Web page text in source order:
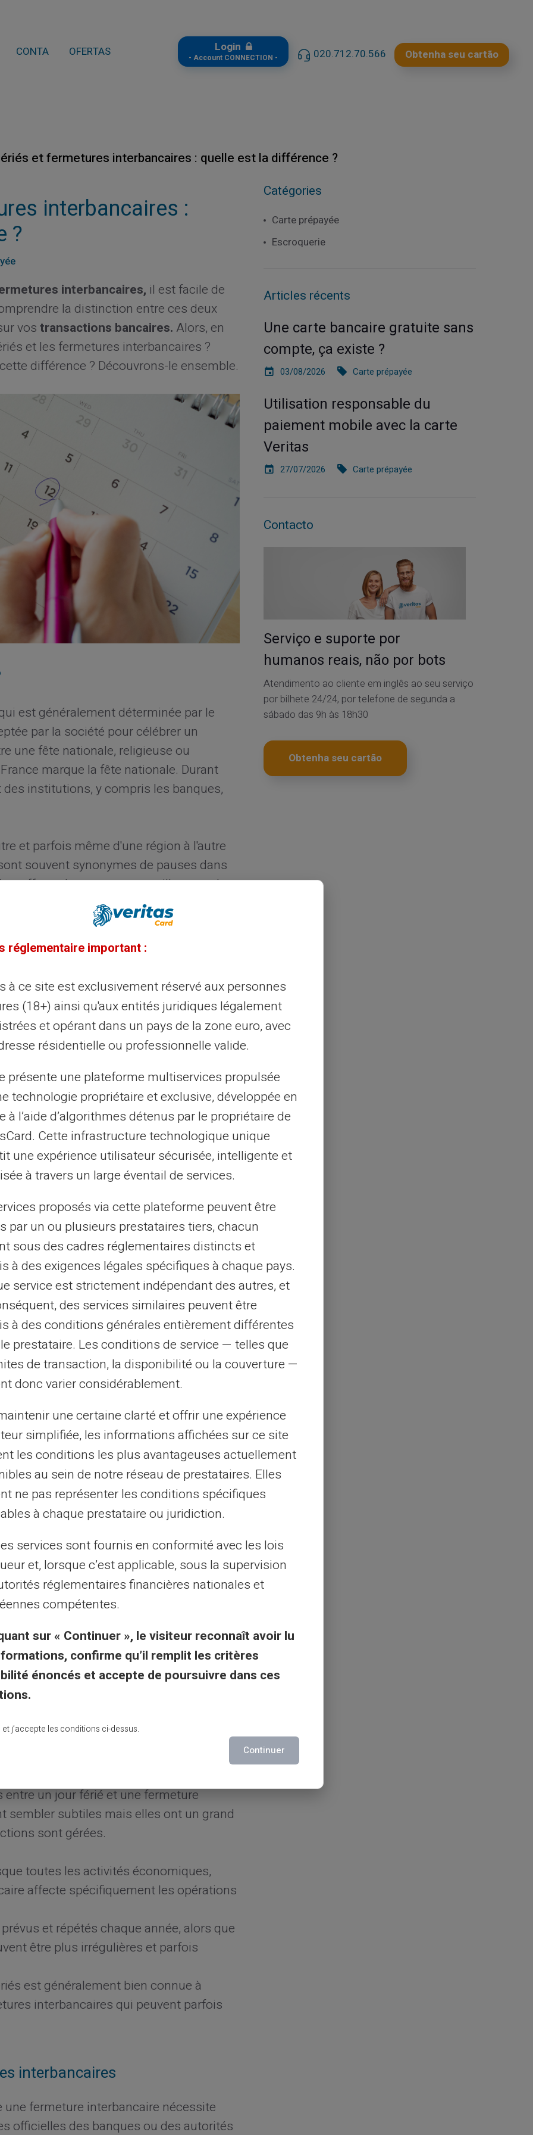
CONTA OFERTAS Login
- Account CONNECTION - 020.712.70.566 Obtenha seu cartão
et fermetures interbancaires : quelle est la différence ?
interbancaires :
?
interbancaires, il est facile de
la distinction entre ces deux
vostransactions bancaires. Alors, en
et les fermetures interbancaires ?
différence ? Découvrons-le ensemble.
est généralement déterminée par le
par la société pour célébrer un
une fête nationale, religieuse ou
marque la fête nationale. Durant
institutions, y compris les banques,
et parfois même d'une région à l'autre
souvent synonymes de pauses dans
offrant du repos aux travailleurs et du
leurs amis.
bancaires
autrestransactionsn'est pas
que les banques sont fermées,
ce jour-là. Ainsi, lesdélais de virement
seront reportées au prochainjour
un paiement ou recevoir des fonds
planifier à l'avance. Il est intéressant de
commeles cartes prépayéespeuvent
ces périodes. Les opérations de
mises en pause, ce qui signifie
compte dans votre planning financier.
interbancaire ?
différente du concept de jour férié.
durant lesquelles les opérations
Cela concerne principalement le
échangent des informations financières
les autorités monétaires ou par les
facteurs comme des mises à jour
d'urgence. Tout comme les
ont un impact direct sur le traitement
financières.
ils affectés ?
signifie qu'il pourrait y avoir
dans la réalisation de paiements. Par
au moment d'une fermeture
la réouverture du système.
mais aussi les entreprises qui
la gestion de leur trésorerie. En
des périodes de fermeture possibles
fériés et fermetures
un jour férié et une fermeture
sembler subtiles mais elles ont un grand
sont gérées.
toutes les activités économiques,
affecte spécifiquement les opérations
et répétés chaque année, alors que
être plus irrégulières et parfois
est généralement bien connue à
interbancaires qui peuvent parfois
interbancaires
fermeture interbancaire nécessite
officielles des banques ou des autorités
Catégories
Carte prépayée
Escroquerie
Articles récents
Une carte bancaire gratuite sans
compte, ça existe ?
03/08/2026 Carte prépayée
Utilisation responsable du
paiement mobile avec la carte
Veritas
27/07/2026 Carte prépayée
Contacto
Serviço e suporte por
humanos reais, não por bots
Atendimento ao cliente em inglês ao seu serviço
por bilhete 24/24, por telefone de segunda a
sábado das 9h às 18h30
Obtenha seu cartão
réglementaire important :
à ce site est exclusivement réservé aux personnes
(18+) ainsi qu'aux entités juridiques légalement
et opérant dans un pays de la zone euro, avec
résidentielle ou professionnelle valide.
présente une plateforme multiservices propulsée
technologie propriétaire et exclusive, développée en
à l’aide d’algorithmes détenus par le propriétaire de
Cette infrastructure technologique unique
une expérience utilisateur sécurisée, intelligente et
à travers un large éventail de services.
proposés via cette plateforme peuvent être
par un ou plusieurs prestataires tiers, chacun
sous des cadres réglementaires distincts et
à des exigences légales spécifiques à chaque pays.
service est strictement indépendant des autres, et
des services similaires peuvent être
à des conditions générales entièrement différentes
prestataire. Les conditions de service — telles que
de transaction, la disponibilité ou la couverture —
donc varier considérablement.
une certaine clarté et offrir une expérience
simplifiée, les informations affichées sur ce site
les conditions les plus avantageuses actuellement
au sein de notre réseau de prestataires. Elles
ne pas représenter les conditions spécifiques
à chaque prestataire ou juridiction.
services sont fournis en conformité avec les lois
et, lorsque c’est applicable, sous la supervision
réglementaires financières nationales et
compétentes.
sur « Continuer », le visiteur reconnaît avoir lu
confirme qu’il remplit les critères
énoncés et accepte de poursuivre dans ces
et j’accepte les conditions ci-dessus.
Continuer